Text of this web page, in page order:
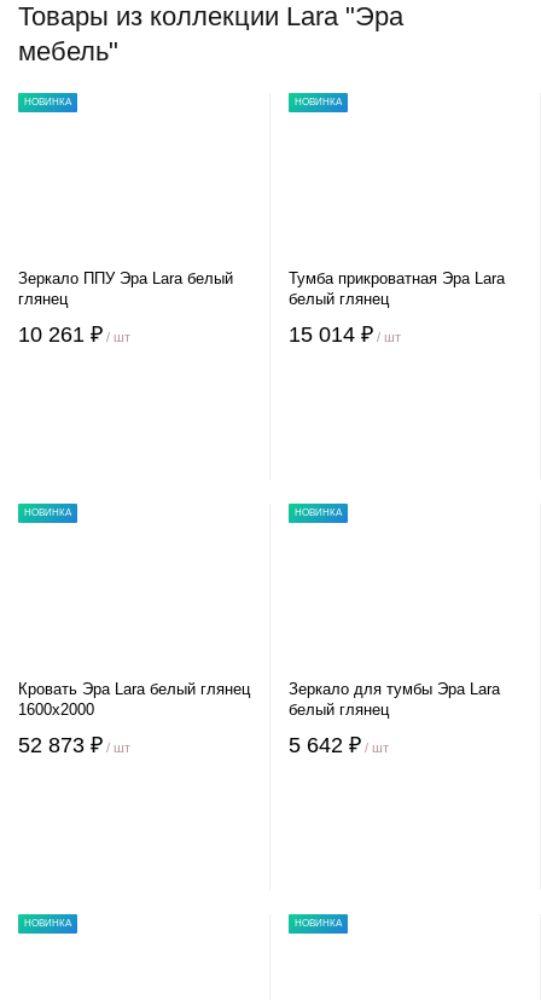
Товары из коллекции Lara "Эра
мебель"
НОВИНКА
Зеркало ППУ Эра Lara белый
глянец
10 261 ₽ / шт
НОВИНКА
Тумба прикроватная Эра Lara
белый глянец
15 014 ₽ / шт
НОВИНКА
Кровать Эра Lara белый глянец
1600х2000
52 873 ₽ / шт
НОВИНКА
Зеркало для тумбы Эра Lara
белый глянец
5 642 ₽ / шт
НОВИНКА НОВИНКА